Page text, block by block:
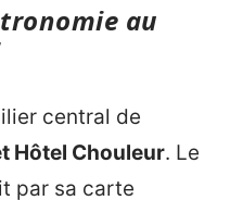
au
central de
Hôtel Chouleur. Le
par sa carte